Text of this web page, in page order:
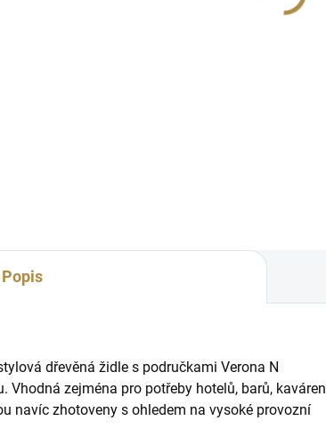
Popis
dřevěná židle s područkami Verona N
Vhodná zejména pro potřeby hotelů, barů, kaváren
navíc zhotoveny s ohledem na vysoké provozní